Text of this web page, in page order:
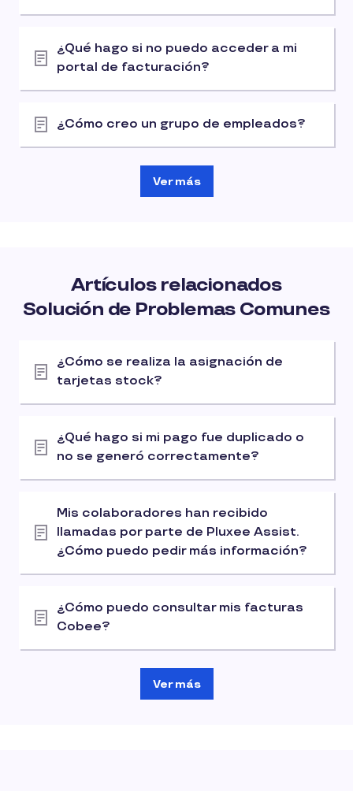
¿Qué hago si no puedo acceder a mi
portal de facturación?
¿Cómo creo un grupo de empleados?
Ver más
Artículos relacionados
Solución de Problemas Comunes
¿Cómo se realiza la asignación de
tarjetas stock?
¿Qué hago si mi pago fue duplicado o
no se generó correctamente?
Mis colaboradores han recibido
llamadas por parte de Pluxee Assist.
¿Cómo puedo pedir más información?
¿Cómo puedo consultar mis facturas
Cobee?
Ver más